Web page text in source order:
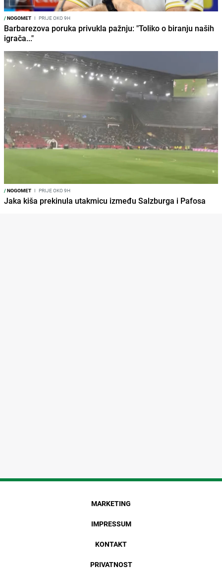
/NOGOMET I PRIJE OKO 9H
Barbarezova poruka privukla pažnju: "Toliko o biranju naših
igrača..."
/NOGOMET I PRIJE OKO 9H
Jaka kiša prekinula utakmicu između Salzburga i Pafosa
MARKETING
IMPRESSUM
KONTAKT
PRIVATNOST